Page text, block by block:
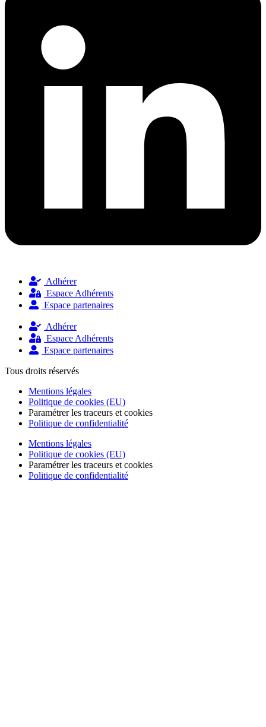
Adhérer
Espace Adhérents
Espace partenaires
Adhérer
Espace Adhérents
Espace partenaires
Tous droits réservés
Mentions légales
Politique de cookies (EU)
Paramétrer les traceurs et cookies
Politique de confidentialité
Mentions légales
Politique de cookies (EU)
Paramétrer les traceurs et cookies
Politique de confidentialité